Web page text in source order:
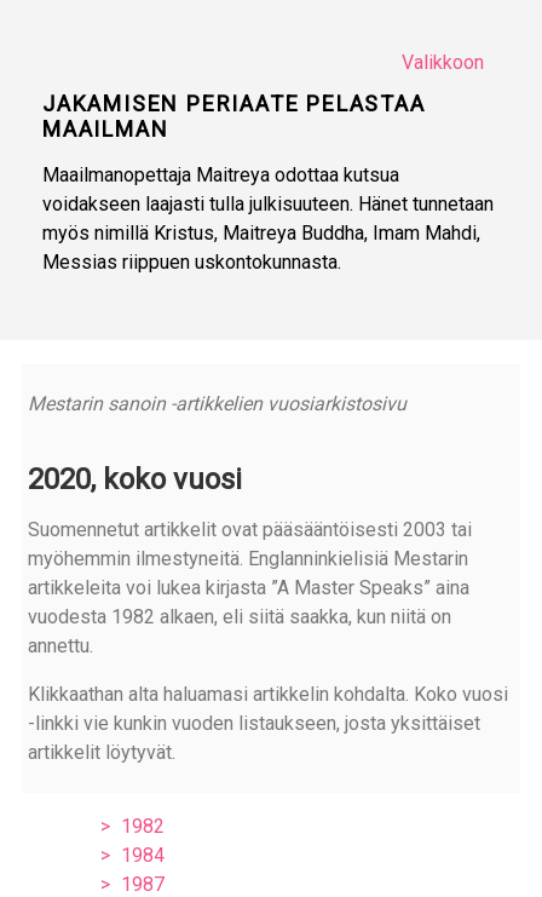
Valikkoon
JAKAMISEN PERIAATE PELASTAA
MAAILMAN
Maailmanopettaja Maitreya odottaa kutsua
voidakseen laajasti tulla julkisuuteen. Hänet tunnetaan
myös nimillä Kristus, Maitreya Buddha, Imam Mahdi,
Messias riippuen uskontokunnasta.
Mestarin sanoin -artikkelien vuosiarkistosivu
2020, koko vuosi
Suomennetut artikkelit ovat pääsääntöisesti 2003 tai
myöhemmin ilmestyneitä. Englanninkielisiä Mestarin
artikkeleita voi lukea kirjasta ”A Master Speaks” aina
vuodesta 1982 alkaen, eli siitä saakka, kun niitä on
annettu.
Klikkaathan alta haluamasi artikkelin kohdalta. Koko vuosi
-linkki vie kunkin vuoden listaukseen, josta yksittäiset
artikkelit löytyvät.
1982
1984
1987